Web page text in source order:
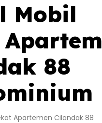
Mobil
88
Apartemen Cilandak 88